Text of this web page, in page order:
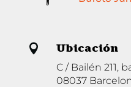
 Ubicación
C / Bailén 211,
08037